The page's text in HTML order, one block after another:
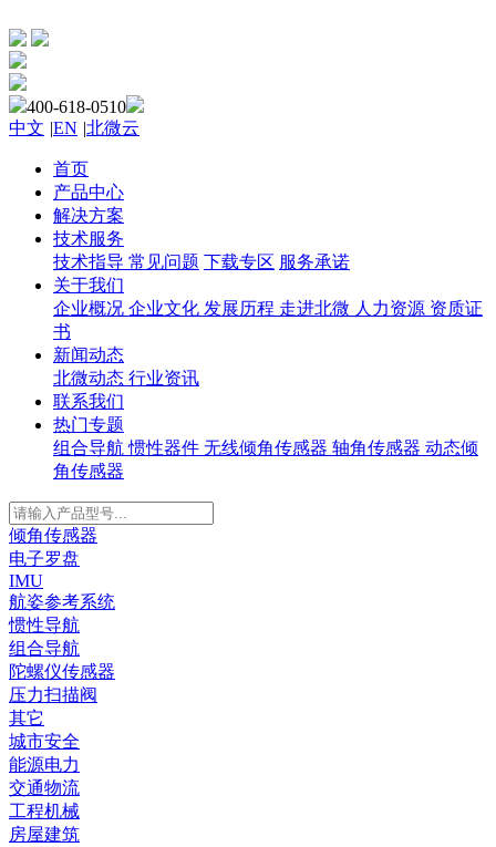
400-618-0510
中文 |EN |北微云
首页
产品中心
解决方案
技术服务
技术指导 常见问题 下载专区 服务承诺
关于我们
企业概况 企业文化 发展历程 走进北微 人力资源 资质证
书
新闻动态
北微动态 行业资讯
联系我们
热门专题
组合导航 惯性器件 无线倾角传感器 轴角传感器 动态倾
角传感器
倾角传感器
电子罗盘
IMU
航姿参考系统
惯性导航
组合导航
陀螺仪传感器
压力扫描阀
其它
城市安全
能源电力
交通物流
工程机械
房屋建筑